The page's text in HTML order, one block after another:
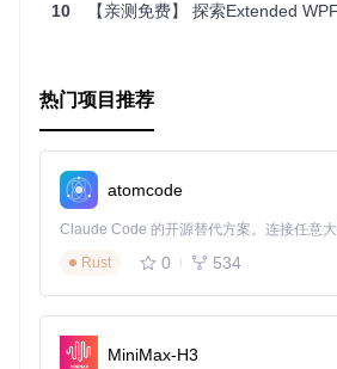
10 【亲测免费】 探索Extended WPF Toolkit™：打
热门项目推荐
atomcode
Rust
0 534
MiniMax-H3